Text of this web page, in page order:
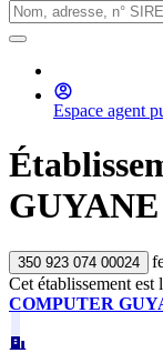
Espace agent
GUYANE
350 923 074 00024
Cet établissement est
COMPUTER